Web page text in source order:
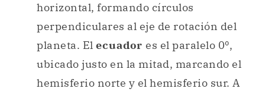
horizontal, formando círculos
perpendiculares al eje de rotación del
planeta. El ecuador es el paralelo 0º,
ubicado justo en la mitad, marcando el
hemisferio norte y el hemisferio sur. A